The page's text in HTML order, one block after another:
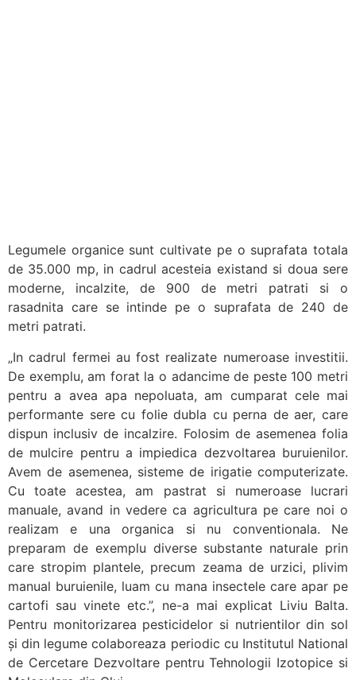
Legumele organice sunt cultivate pe o suprafata totala
de 35.000 mp, in cadrul acesteia existand si doua sere
moderne, incalzite, de 900 de metri patrati si o
rasadnita care se intinde pe o suprafata de 240 de
metri patrati.
„In cadrul fermei au fost realizate numeroase investitii.
De exemplu, am forat la o adancime de peste 100 metri
pentru a avea apa nepoluata, am cumparat cele mai
performante sere cu folie dubla cu perna de aer, care
dispun inclusiv de incalzire. Folosim de asemenea folia
de mulcire pentru a impiedica dezvoltarea buruienilor.
Avem de asemenea, sisteme de irigatie computerizate.
Cu toate acestea, am pastrat si numeroase lucrari
manuale, avand in vedere ca agricultura pe care noi o
realizam e una organica si nu conventionala. Ne
preparam de exemplu diverse substante naturale prin
care stropim plantele, precum zeama de urzici, plivim
manual buruienile, luam cu mana insectele care apar pe
cartofi sau vinete etc.”, ne-a mai explicat Liviu Balta.
Pentru monitorizarea pesticidelor si nutrientilor din sol
și din legume colaboreaza periodic cu Institutul National
de Cercetare Dezvoltare pentru Tehnologii Izotopice si